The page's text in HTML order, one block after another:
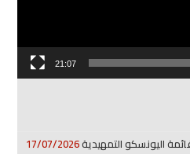
21:07
17/07/2026